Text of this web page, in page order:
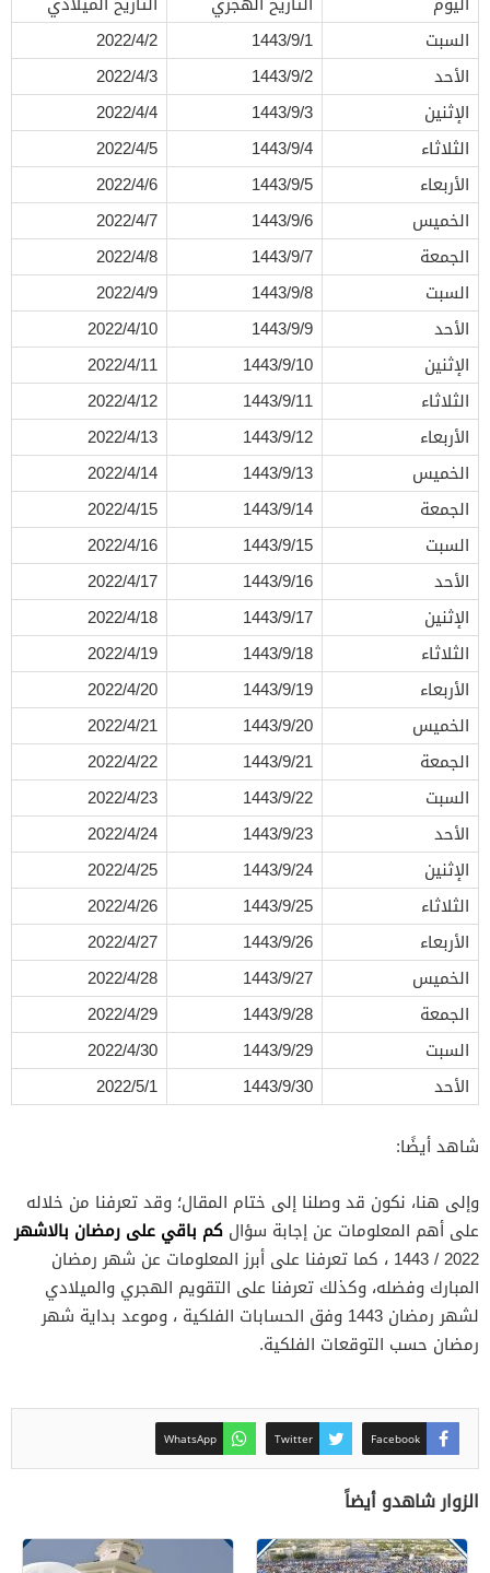
السبت
1443/9/1
2022/4/2
الأحد
1443/9/2
2022/4/3
الإثنين
1443/9/3
2022/4/4
الثلاثاء
1443/9/4
2022/4/5
الأربعاء
1443/9/5
2022/4/6
الخميس
1443/9/6
2022/4/7
الجمعة
1443/9/7
2022/4/8
السبت
1443/9/8
2022/4/9
الأحد
1443/9/9
2022/4/10
الإثنين
1443/9/10
2022/4/11
الثلاثاء
1443/9/11
2022/4/12
الأربعاء
1443/9/12
2022/4/13
الخميس
1443/9/13
2022/4/14
الجمعة
1443/9/14
2022/4/15
السبت
1443/9/15
2022/4/16
الأحد
1443/9/16
2022/4/17
الإثنين
1443/9/17
2022/4/18
الثلاثاء
1443/9/18
2022/4/19
الأربعاء
1443/9/19
2022/4/20
الخميس
1443/9/20
2022/4/21
الجمعة
1443/9/21
2022/4/22
السبت
1443/9/22
2022/4/23
الأحد
1443/9/23
2022/4/24
الإثنين
1443/9/24
2022/4/25
الثلاثاء
1443/9/25
2022/4/26
الأربعاء
1443/9/26
2022/4/27
الخميس
1443/9/27
2022/4/28
الجمعة
1443/9/28
2022/4/29
السبت
1443/9/29
2022/4/30
الأحد
1443/9/30
2022/5/1
شاهد أيضًا:
وإلى هنا، نكون قد وصلنا إلى ختام المقال؛ وقد تعرفنا من خلاله
على أهم المعلومات عن إجابة سؤال كم باقي على رمضان بالاشهر
2022 / 1443 ، كما تعرفنا على أبرز المعلومات عن شهر رمضان
المبارك وفضله، وكذلك تعرفنا على التقويم الهجري والميلادي
لشهر رمضان 1443 وفق الحسابات الفلكية ، وموعد بداية شهر
رمضان حسب التوقعات الفلكية.
Facebook
Twitter
WhatsApp
الزوار شاهدو أيضاً